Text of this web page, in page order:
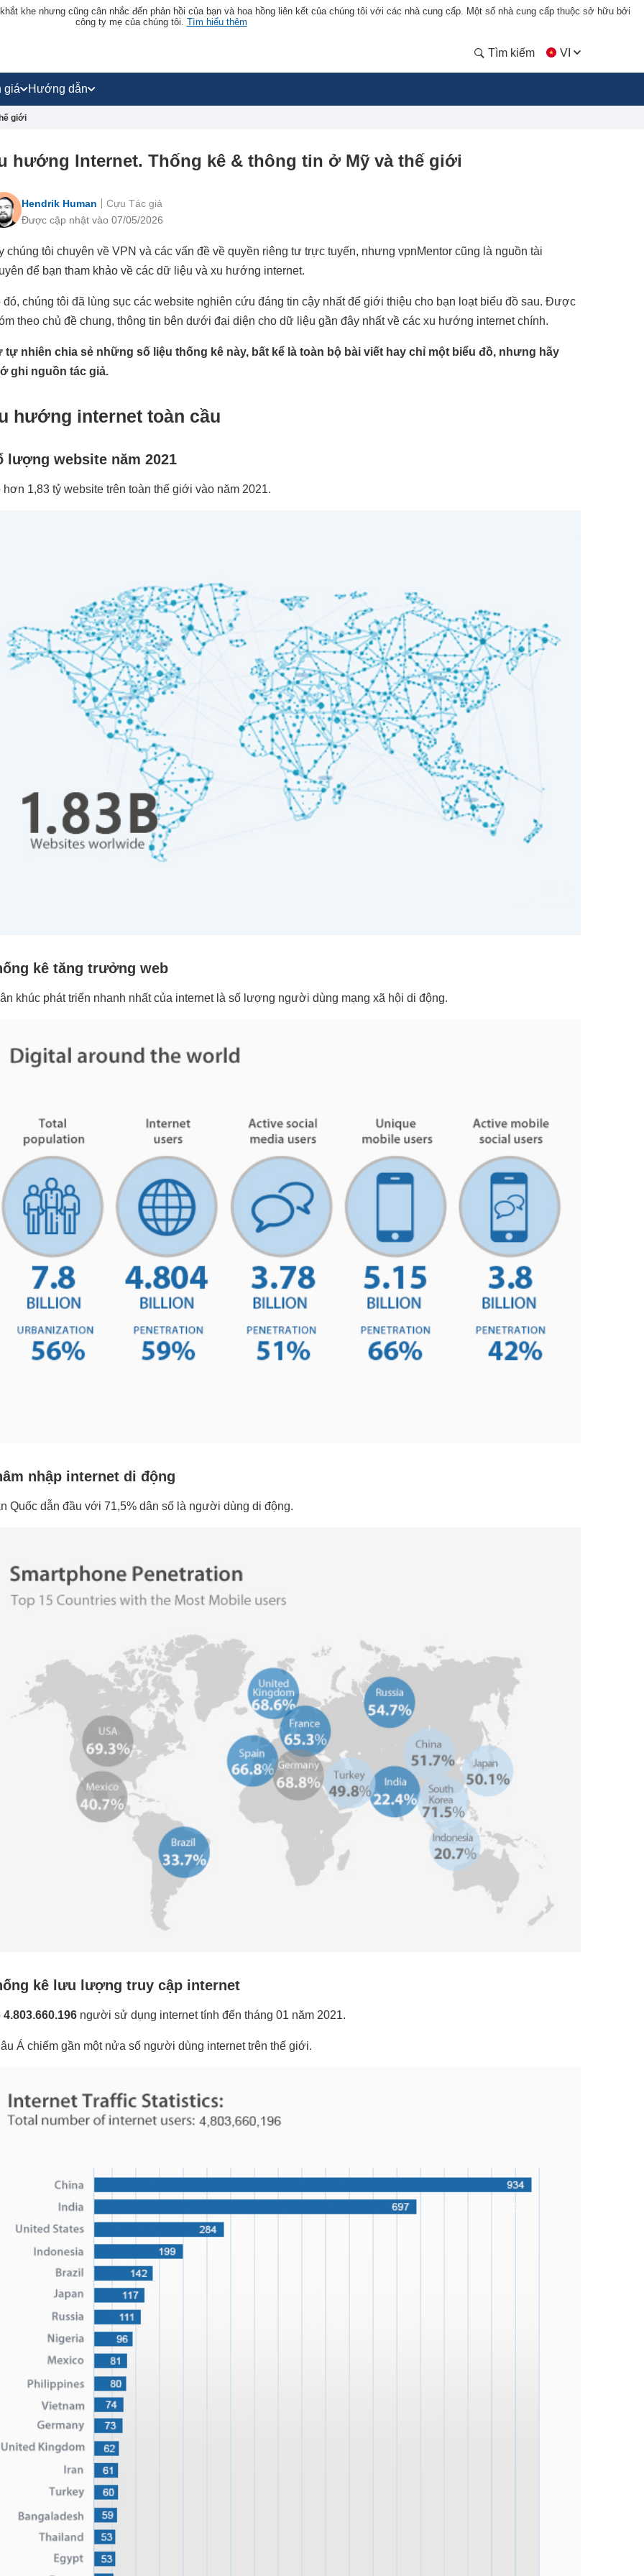
khe nhưng cũng cân nhắc đến phản hồi của bạn và hoa hồng liên kết của chúng tôi với các nhà cung cấp. Một số nhà cung cấp thuộc sở hữu bởi
công ty mẹ của chúng tôi. Tìm hiểu thêm
Tìm kiếm VI
giá Hướng dẫn
giới
hướng Internet. Thống kê & thông tin ở Mỹ và thế giới
Hendrik Human
Được cập nhật vào 07/05/2026
Cựu Tác giả
chúng tôi chuyên về VPN và các vấn đề về quyền riêng tư trực tuyến, nhưng vpnMentor cũng là nguồn tài
để bạn tham khảo về các dữ liệu và xu hướng internet.
đó, chúng tôi đã lùng sục các website nghiên cứu đáng tin cậy nhất để giới thiệu cho bạn loạt biểu đồ sau. Được
theo chủ đề chung, thông tin bên dưới đại diện cho dữ liệu gần đây nhất về các xu hướng internet chính.
tự nhiên chia sẻ những số liệu thống kê này, bất kể là toàn bộ bài viết hay chỉ một biểu đồ, nhưng hãy
ghi nguồn tác giả.
hướng internet toàn cầu
lượng website năm 2021
hơn 1,83 tỷ website trên toàn thế giới vào năm 2021.
kê tăng trưởng web
khúc phát triển nhanh nhất của internet là số lượng người dùng mạng xã hội di động.
nhập internet di động
Quốc dẫn đầu với 71,5% dân số là người dùng di động.
kê lưu lượng truy cập internet
4.803.660.196 người sử dụng internet tính đến tháng 01 năm 2021.
Á chiếm gần một nửa số người dùng internet trên thế giới.